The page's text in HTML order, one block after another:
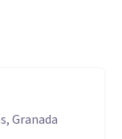
de
persona.
Granada